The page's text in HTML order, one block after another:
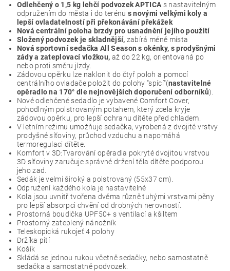
Odlehčený o 1,5 kg lehčí podvozek APTICA s nastavitelným
odpružením do města i do terénu s novými velkými koly a
lepší ovladatelností při překonávání překážek
Nová centrální poloha brzdy pro usnadnění jejího použití
Složený podvozek je skladnější, zabírá méně místa
Nová sportovní sedačka All Season s okénky, s prodyšnými
zády a zateplovací vložkou, až do 22 kg, orientovaná po
nebo proti směru jízdy.
Zádovou opěrku lze naklonit do čtyř poloh a pomocí
centrálního ovladače položit do polohy "spící"(nastavitelné
opěradlo na 170° dle nejnovějších doporučení odborníků).
Nové odlehčené sedadlo je vybavené Comfort Cover,
pohodlným polstrovaným potahem, který zcela kryje
zádovou opěrku, pro lepší ochranu dítěte před chladem.
V letním režimu umožňuje sedačka, vyrobená z dvojité vrstvy
prodyšné síťoviny, průchod vzduchu a napomáhá
termoregulaci dítěte.
Komfort v 3D:Tvarování opěradla pokryté dvojitou vrstvou
3D síťoviny zaručuje správné držení těla dítěte podporou
jeho zad.
Sedák je velmi široký a polstrovaný (55x37 cm).
Odpružení každého kola je nastavitelné
Kola jsou uvnitř tvořena dvěma různě tuhými vrstvami pěny
pro lepší absorpci chvění od drobných nerovností.
Prostorná boudička UPF50+ s ventilací a kšiltem
Prostorný zateplený nánožník
Teleskopická rukojeť 4 polohy
Držíka pití
Košík
Skládá se jednou rukou včetně sedačky, nebo samostatně
sedačka a samostatně podvozek.